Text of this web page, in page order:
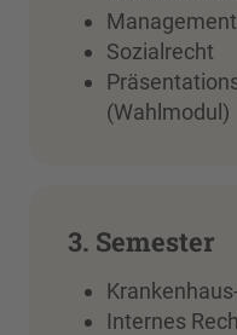
Management
Sozialrecht
(Wahlmodul)
3. Semester
Internes